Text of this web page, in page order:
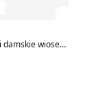
Fila - Trampki damskie wiosenne